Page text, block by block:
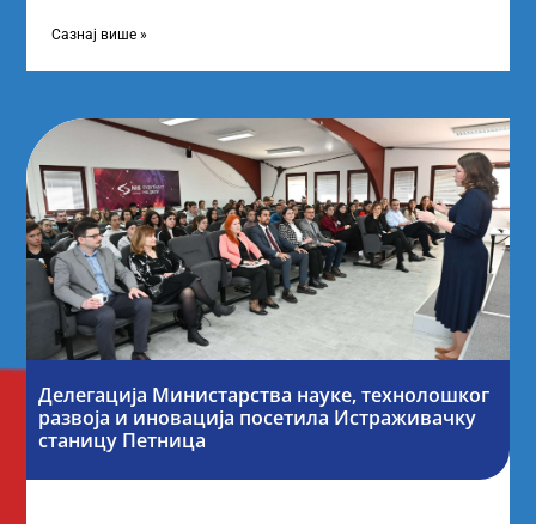
Сазнај више »
Делегација Министарства науке, технолошког
развоја и иновација посетила Истраживачку
станицу Петница